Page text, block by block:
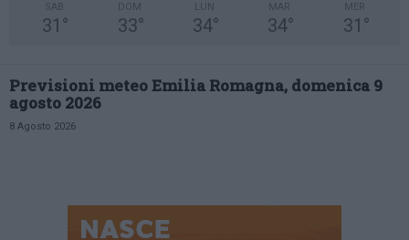
SAB
31 °
DOM
33° 34°
MAR
34°
MER
31 °
Previsioni meteo Emilia Romagna, domenica 9
agosto 2026
8 Agosto 2026